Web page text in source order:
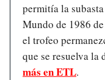
permitía la
Mundo de 1986
el trofeo
que se resuelva la
más en ETL.